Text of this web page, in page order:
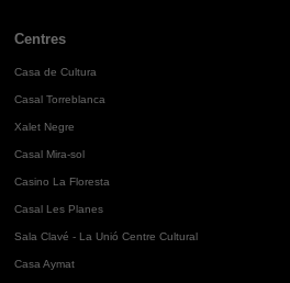
Centres
Casa de Cultura
Casal Torreblanca
Xalet Negre
Casal Mira-sol
Casino La Floresta
Casal Les Planes
Sala Clavé - La Unió Centre Cultural
Casa Aymat